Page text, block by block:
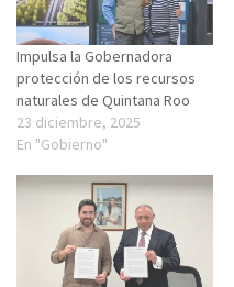
Impulsa la Gobernadora
protección de los recursos
naturales de Quintana Roo
23 diciembre, 2025
En "Gobierno"